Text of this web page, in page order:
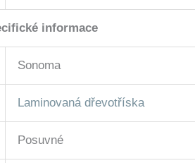
informace
Sonoma
Laminovaná dřevotříska
Posuvné